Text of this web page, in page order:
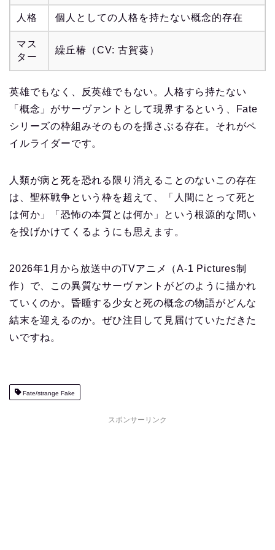
人格 個人としての人格を持たない概念的存在
マス
ター
繰丘椿（CV: 古賀葵）
英雄でもなく、反英雄でもない。人格すら持たない
「概念」がサーヴァントとして現界するという、Fate
シリーズの枠組みそのものを揺さぶる存在。それがペ
イルライダーです。
人類が病と死を恐れる限り消えることのないこの存在
は、聖杯戦争という枠を超えて、「人間にとって死と
は何か」「恐怖の本質とは何か」という根源的な問い
を投げかけてくるようにも思えます。
2026年1月から放送中のTVアニメ（A-1 Pictures制
作）で、この異質なサーヴァントがどのように描かれ
ていくのか。昏睡する少女と死の概念の物語がどんな
結末を迎えるのか。ぜひ注目して見届けていただきた
いですね。
Fate/strange Fake
スポンサーリンク